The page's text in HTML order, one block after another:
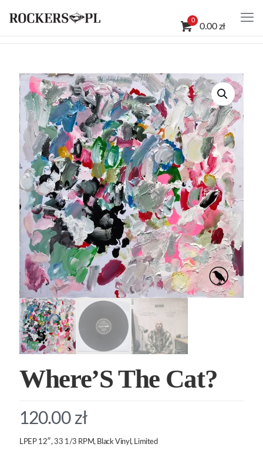
0
0.00 zł
Where’S The Cat?
120.00 zł
LPEP 12″, 33 1/3 RPM, Black Vinyl, Limited